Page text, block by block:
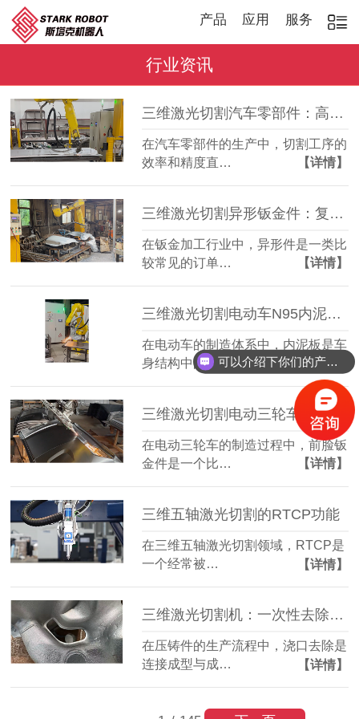
产品 应用 服务
行业资讯
三维激光切割汽车零部件：高效稳定，适配多品种加工
在汽车零部件的生产中，切割工序的
效率和精度直…
【详情】
三维激光切割异形钣金件：复杂轮廓一机成型
在钣金加工行业中，异形件是一类比
较常见的订单…
【详情】
三维激光切割电动车N95内泥板：复杂曲面准确成型
在电动车的制造体系中，内泥板是车
身结构中的一…
【详情】
三维激光切割电动三轮车前脸钣金件：造型复杂也能精准成型
在电动三轮车的制造过程中，前脸钣
金件是一个比…
【详情】
三维五轴激光切割的RTCP功能
在三维五轴激光切割领域，RTCP是
一个经常被…
【详情】
三维激光切割机：一次性去除压铸件浇口，简化后道工序
在压铸件的生产流程中，浇口去除是
连接成型与成…
【详情】
可以介绍下你们的产品么？